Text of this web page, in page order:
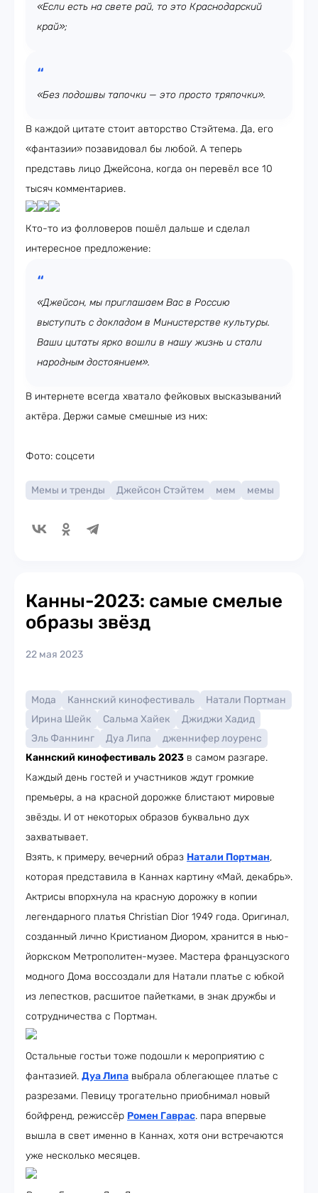
«Если есть на свете рай, то это Краснодарский
край»;
«Без подошвы тапочки — это просто тряпочки».
В каждой цитате стоит авторство Стэйтема. Да, его
«фантазии» позавидовал бы любой. А теперь
представь лицо Джейсона, когда он перевёл все 10
тысяч комментариев.
Кто-то из фолловеров пошёл дальше и сделал
интересное предложение:
«Джейсон, мы приглашаем Вас в Россию
выступить с докладом в Министерстве культуры.
Ваши цитаты ярко вошли в нашу жизнь и стали
народным достоянием».
В интернете всегда хватало фейковых высказываний
актёра. Держи самые смешные из них:
Фото: соцсети
Мемы и тренды Джейсон Стэйтем мем мемы
Канны-2023: самые смелые
образы звёзд
22 мая 2023
Мода Каннский кинофестиваль
Натали Портман
Ирина Шейк
Сальма Хайек
Джиджи Хадид
Эль Фаннинг
Дуа Липа
дженнифер лоуренс
Каннский кинофестиваль 2023 в самом разгаре.
Каждый день гостей и участников ждут громкие
премьеры, а на красной дорожке блистают мировые
звёзды. И от некоторых образов буквально дух
захватывает.
Взять, к примеру, вечерний образ Натали Портман,
которая представила в Каннах картину «Май, декабрь».
Актрисы впорхнула на красную дорожку в копии
легендарного платья Christian Dior 1949 года. Оригинал,
созданный лично Кристианом Диором, хранится в нью-
йоркском Метрополитен-музее. Мастера французского
модного Дома воссоздали для Натали платье с юбкой
из лепестков, расшитое пайетками, в знак дружбы и
сотрудничества с Портман.
Остальные гостьи тоже подошли к мероприятию с
фантазией. Дуа Липа выбрала облегающее платье с
разрезами. Певицу трогательно приобнимал новый
бойфренд, режиссёр Ромен Гаврас. пара впервые
вышла в свет именно в Каннах, хотя они встречаются
уже несколько месяцев.